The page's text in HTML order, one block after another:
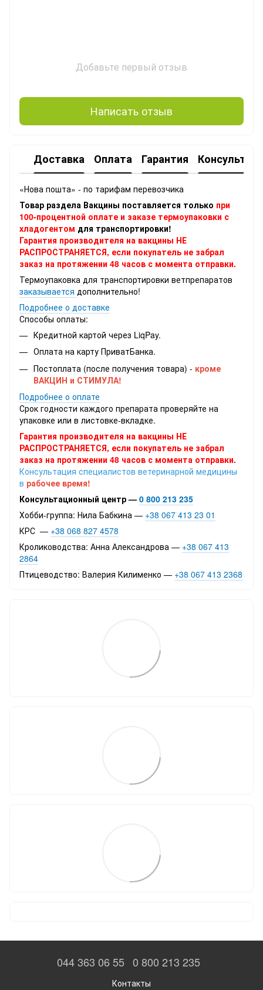
Добавьте первый отзыв
Написать отзыв
Доставка Оплата Гарантия
«Нова пошта» - по тарифам перевозчика
Товар раздела Вакцины поставляется только при
100-процентной оплате и заказе термоупаковки с
хладогентом для транспортировки!
Гарантия производителя на вакцины НЕ
РАСПРОСТРАНЯЕТСЯ, если покупатель не забрал
заказ на протяжении 48 часов с момента отправки.
Термоупаковка для транспортировки ветпрепаратов
заказывается дополнительно!
Подробнее о доставке
Способы оплаты:
Кредитной картой через LiqPay.
Оплата на карту ПриватБанка.
Постоплата (после получения товара) - кроме
ВАКЦИН и СТИМУЛА!
Подробнее о оплате
Срок годности каждого препарата проверяйте на
упаковке или в листовке-вкладке.
Гарантия производителя на вакцины НЕ
РАСПРОСТРАНЯЕТСЯ, если покупатель не забрал
заказ на протяжении 48 часов с момента отправки.
Консультация специалистов ветеринарной медицины
в рабочее время!
Консультационный центр — 0 800 213 235
Хобби-группа: Нила Бабкина — +38 067 413 23 01
КРС — +38 068 827 4578
Кролиководства: Анна Александрова — +38 067 413
2864
Птицеводство: Валерия Килименко — +38 067 413 2368
044 363 06 55 0 800 213 235
Контакты